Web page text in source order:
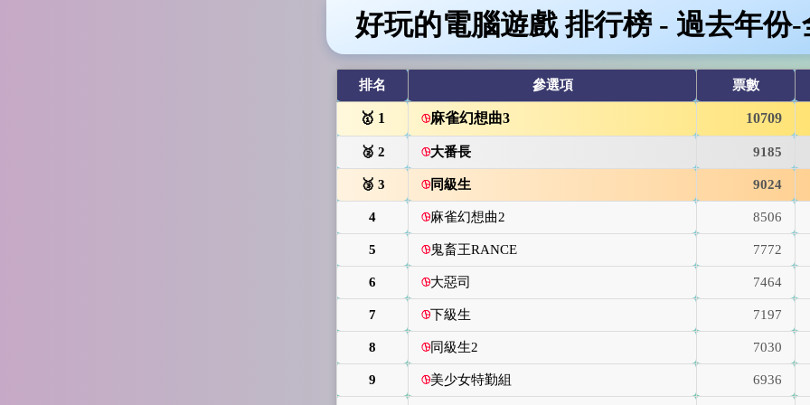
好玩的電腦遊戲 排行榜 - 過去年份-
MV音樂流行榜 YT旅遊流行榜 旅景文
排名 參選項 票數
1 麻雀幻想曲3 10709
2 大番長 9185
3 同級生 9024
4 麻雀幻想曲2 8506
5 鬼畜王RANCE 7772
6 大惡司 7464
7 下級生 7197
8 同級生2 7030
9 美少女特勤組 6936